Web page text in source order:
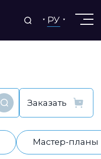
РУ
Найти
Мастер-планы